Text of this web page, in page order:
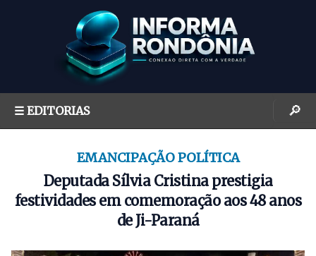
☰ EDITORIAS 🔎
EMANCIPAÇÃO POLÍTICA
Deputada Sílvia Cristina prestigia
festividades em comemoração aos 48 anos
de Ji-Paraná